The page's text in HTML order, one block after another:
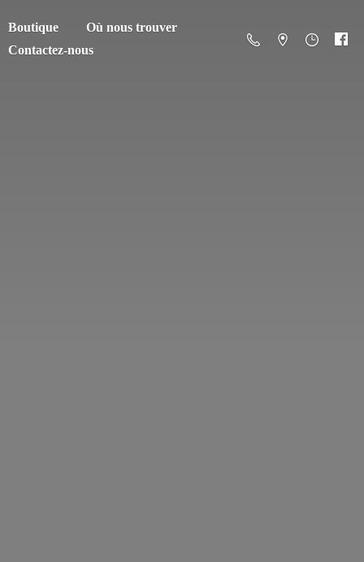
Boutique
Où nous trouver
Contactez-nous